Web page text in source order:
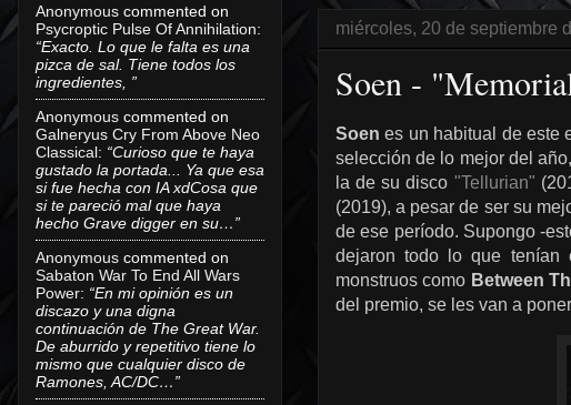
miércoles, 20 de septiembre
Soen -
Soen es un habitual de este
selección de lo mejor del
la de su disco "Tellurian"
(2019), a pesar de ser su
de ese período. Supongo -
dejaron todo lo que tenían
monstruos como Between
del premio, se les van a
Anonymous commented on
Psycroptic Pulse Of Annihilation:
“Exacto. Lo que le falta es una
pizca de sal. Tiene todos los
ingredientes, ”
Anonymous commented on
Galneryus Cry From Above Neo
Classical: “Curioso que te haya
gustado la portada... Ya que esa
si fue hecha con IA xdCosa que
si te pareció mal que haya
hecho Grave digger en su…”
Anonymous commented on
Sabaton War To End All Wars
Power: “En mi opinión es un
discazo y una digna
continuación de The Great War.
De aburrido y repetitivo tiene lo
mismo que cualquier disco de
Ramones, AC/DC…”